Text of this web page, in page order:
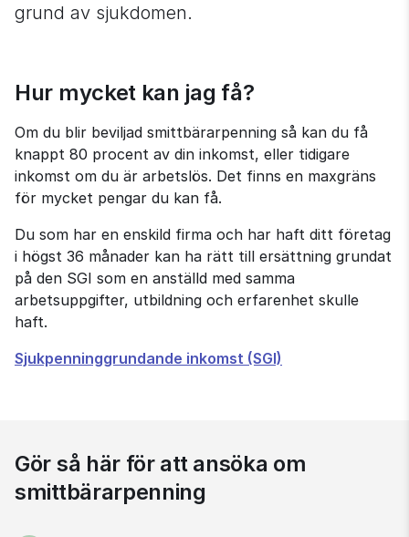
grund av sjukdomen.
Hur mycket kan jag få?
Om du blir beviljad smittbärarpenning så kan du få
knappt 80 procent av din inkomst, eller tidigare
inkomst om du är arbetslös. Det finns en maxgräns
för mycket pengar du kan få.
Du som har en enskild firma och har haft ditt företag
i högst 36 månader kan ha rätt till ersättning grundat
på den SGI som en anställd med samma
arbetsuppgifter, utbildning och erfarenhet skulle
haft.
Sjukpenninggrundande inkomst (SGI)
Gör så här för att ansöka om
smittbärarpenning